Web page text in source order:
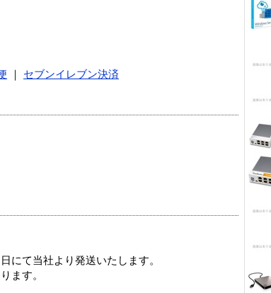
セブンイレブン決済
にて当社より発送いたします。
ます。